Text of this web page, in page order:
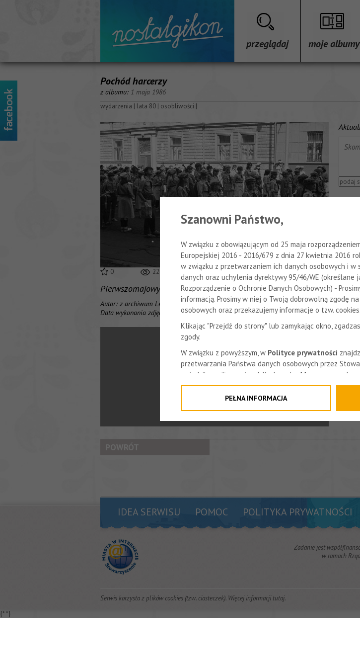
przeglądaj moje albumy
Pochód harcerzy
z albumu: 1 maja 1986
wydarzenia | lata 80 | osobliwości |
0 2225 29.10.2014
Pierwszomajowy pochód tarnowskich harcerzy.
Autor: z archiwum Leszka Ignasika
Data wykonania zdjęcia: 1986.5.1
POWRÓT
IDEA SERWISU POMOC POLITYKA PRYWATNOŚCI
Zadanie jest
w ramach
Serwis korzysta z plików cookies (tzw. ciasteczek). Więcej informacjitutaj.
{**}
Szanowni Państwo,
W związku z obowiązującym od 25 maja
Europejskiej 2016 - 2016/679 z dnia 27 kwietnia 2016
w związku z przetwarzaniem ich danych osobowych i w
danych oraz uchylenia dyrektywy 95/46/WE (określane
Rozporządzenie o Ochronie Danych Osobowych) -
informacją. Prosimy w niej o Twoją dobrowolną zgodę
osobowych oraz przekazujemy informacje o tzw. cookies.
Klikając "Przejdź do strony" lub zamykając okno,
zgody.
W związku z powyższym, w Polityce prywatności
przetwarzania Państwa danych osobowych przez
z siedzibą w Tarnowie, ul. Krakowska 11a oraz zasady,
Niniejsza informacja nie wymaga od Państwa żadnych
PEŁNA INFORMACJA